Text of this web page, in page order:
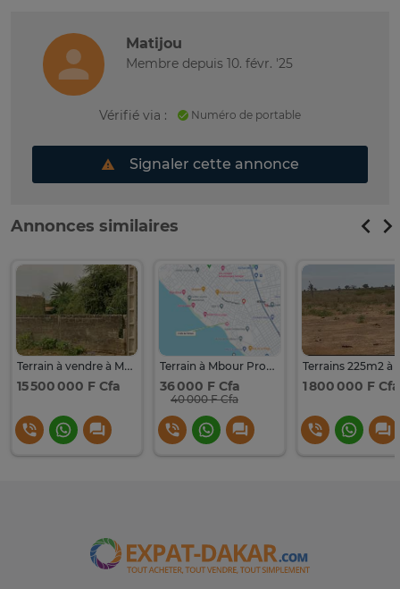
Matijou
Membre depuis 10. févr. '25
Vérifié via : Numéro de portable
Signaler cette annonce
Annonces similaires
Terrain à vendre à Mbour
15 500 000 F Cfa
Terrain à Mbour Proche Plage
36 000 F Cfa
40 000 F Cfa
1 800 000 F Cfa